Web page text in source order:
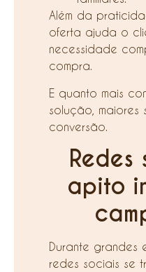
Além da
oferta ajuda o
necessidade
compra.
E quanto mais
solução,
conversão.
apito
Durante grandes
redes sociais se